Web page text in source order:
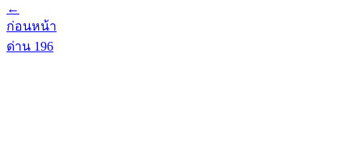
←
ก่อนหน้า
ด่าน 196